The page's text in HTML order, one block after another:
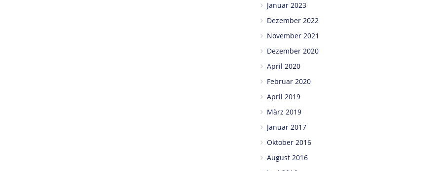
Januar 2023
Dezember 2022
November 2021
Dezember 2020
April 2020
Februar 2020
April 2019
März 2019
Januar 2017
Oktober 2016
August 2016